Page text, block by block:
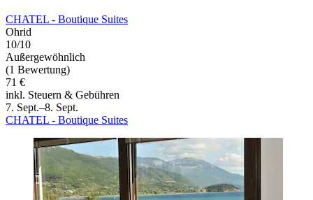
CHATEL - Boutique Suites
Ohrid
10/10
Außergewöhnlich
(1 Bewertung)
71 €
inkl. Steuern & Gebühren
7. Sept.–8. Sept.
CHATEL - Boutique Suites